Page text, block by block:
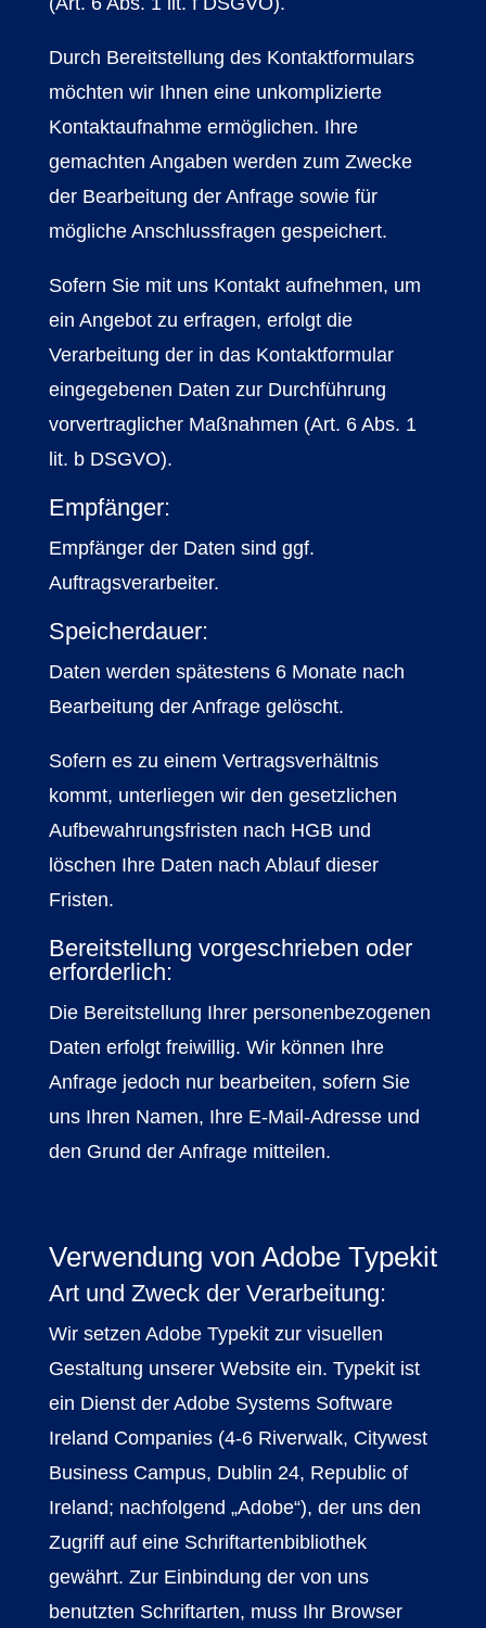
Durch Bereitstellung des Kontaktformulars
möchten wir Ihnen eine unkomplizierte
Kontaktaufnahme ermöglichen. Ihre
gemachten Angaben werden zum Zwecke
der Bearbeitung der Anfrage sowie für
mögliche Anschlussfragen gespeichert.
Sofern Sie mit uns Kontakt aufnehmen, um
ein Angebot zu erfragen, erfolgt die
Verarbeitung der in das Kontaktformular
eingegebenen Daten zur Durchführung
vorvertraglicher Maßnahmen (Art. 6 Abs. 1
lit. b DSGVO).
Empfänger:
Empfänger der Daten sind ggf.
Auftragsverarbeiter.
Speicherdauer:
Daten werden spätestens 6 Monate nach
Bearbeitung der Anfrage gelöscht.
Sofern es zu einem Vertragsverhältnis
kommt, unterliegen wir den gesetzlichen
Aufbewahrungsfristen nach HGB und
löschen Ihre Daten nach Ablauf dieser
Fristen.
Bereitstellung vorgeschrieben oder
erforderlich:
Die Bereitstellung Ihrer personenbezogenen
Daten erfolgt freiwillig. Wir können Ihre
Anfrage jedoch nur bearbeiten, sofern Sie
uns Ihren Namen, Ihre E-Mail-Adresse und
den Grund der Anfrage mitteilen.
Verwendung von Adobe Typekit
Art und Zweck der Verarbeitung:
Wir setzen Adobe Typekit zur visuellen
Gestaltung unserer Website ein. Typekit ist
ein Dienst der Adobe Systems Software
Ireland Companies (4-6 Riverwalk, Citywest
Business Campus, Dublin 24, Republic of
Ireland; nachfolgend „Adobe“), der uns den
Zugriff auf eine Schriftartenbibliothek
gewährt. Zur Einbindung der von uns
benutzten Schriftarten, muss Ihr Browser